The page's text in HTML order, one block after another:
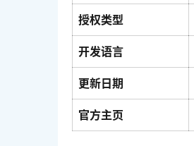
授权类型
开发语言
更新日期
官方主页